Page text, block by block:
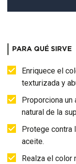
PARA QUÉ SIRVE
Enriquece el
texturizada y
Proporciona
natural de la
Protege contra
aceite.
Realza el color